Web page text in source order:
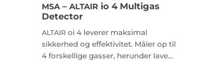
MSA– ALTAIR io 4 Multigas
Detector
ALTAIRoi 4 leverer maksimal
sikkerhed og effektivitet. Måler op til
4 forskellige gasser, herunder lave